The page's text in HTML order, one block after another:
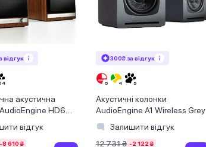
відгук
акустична
HD6
відгук
-8 610 ₴
300₴ за відгук
Акустичні колонки
AudioEngine A1 Wireless Grey
Залишити відгук
12 731 ₴ -2 122 ₴